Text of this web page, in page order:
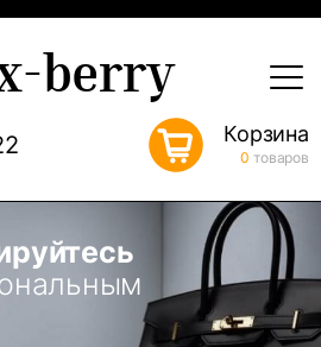
berry
Корзина
0 товаров